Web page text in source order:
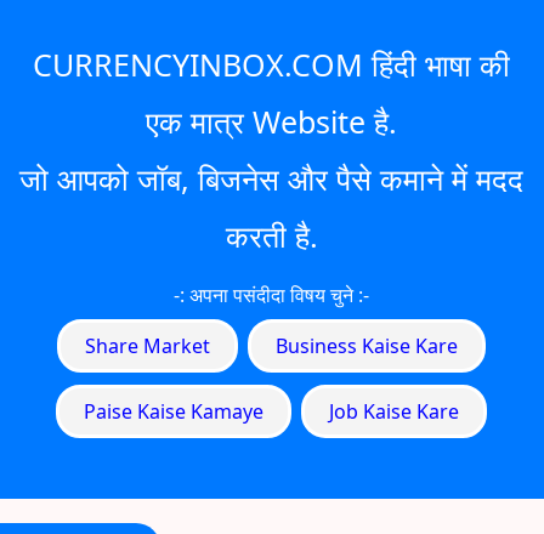
CURRENCYINBOX.COM हिंदी भाषा की
एक मात्र Website है.
जो आपको जॉब, बिजनेस और पैसे कमाने में मदद
करती है.
-: अपना पसंदीदा विषय चुने :-
Share Market
Business Kaise Kare
Paise Kaise Kamaye Job Kaise Kare